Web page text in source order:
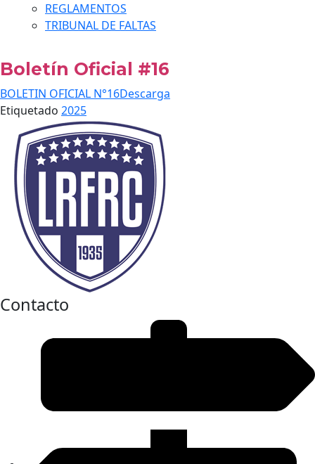
REGLAMENTOS
TRIBUNAL DE FALTAS
Boletín Oficial #16
BOLETIN OFICIAL N°16Descarga
Etiquetado 2025
Contacto